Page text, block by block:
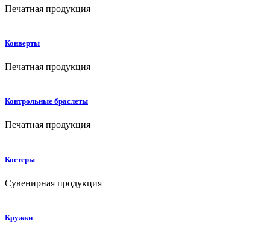
Печатная продукция
Конверты
Печатная продукция
Контрольные браслеты
Печатная продукция
Костеры
Сувенирная продукция
Кружки